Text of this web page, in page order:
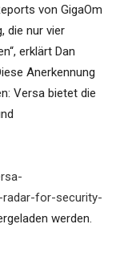
von GigaOm
die nur vier
erklärt Dan
Anerkennung
Versa bietet die
for-security-
werden.